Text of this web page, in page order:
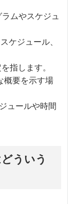
ムやスケジュ
ケジュール、
指します。
概要を示す場
ュールや時間
ういう